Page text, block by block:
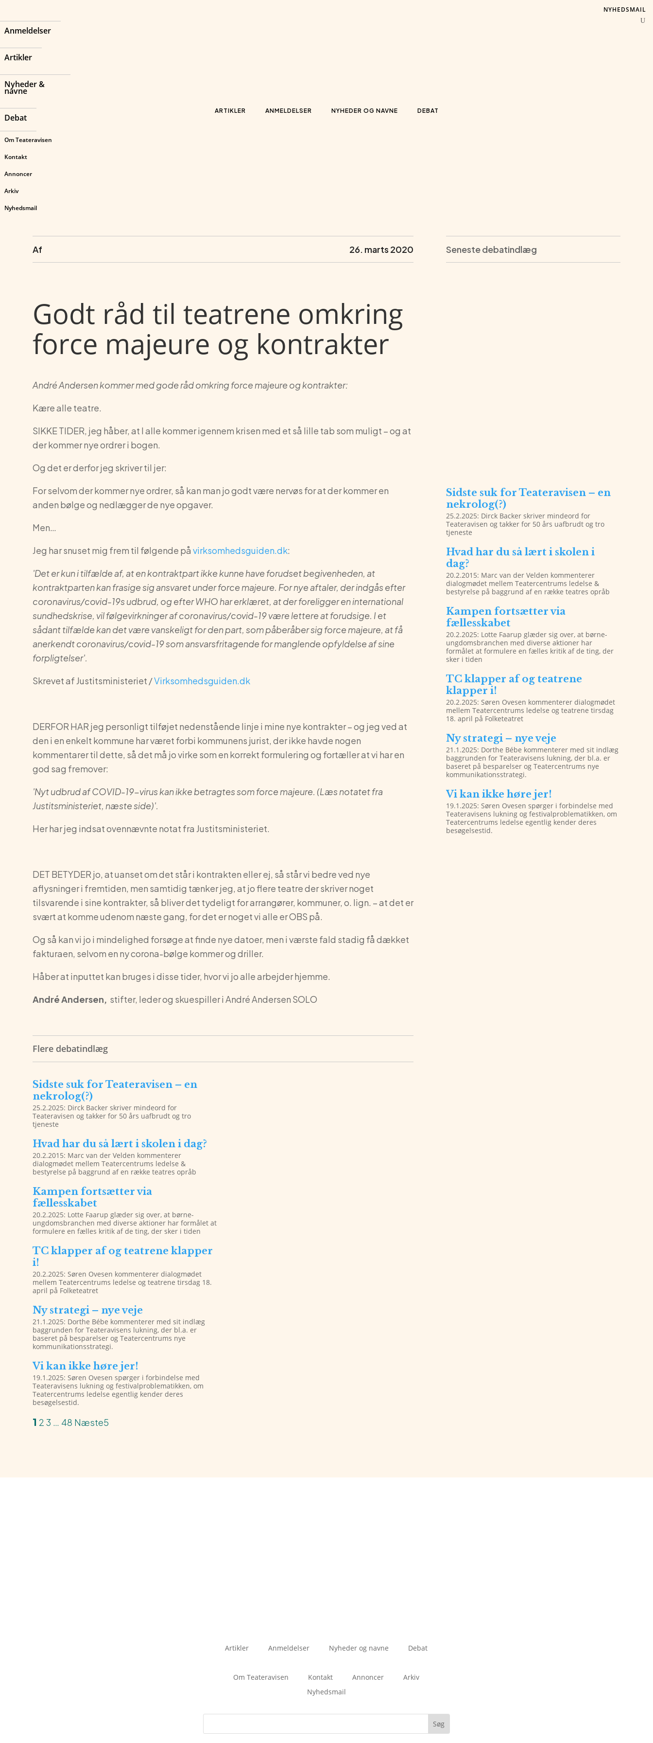
Anmeldelser
Artikler
Nyheder &
navne
Debat
Om Teateravisen
Kontakt
Annoncer
Arkiv
Nyhedsmail
ARTIKLER ANMELDELSER NYHEDER OG NAVNE DEBAT
NYHEDSMAIL
Af 26. marts 2020
Godt råd til teatrene omkring
force majeure og kontrakter
André Andersen kommer med gode råd omkring force majeure og kontrakter:
Kære alle teatre.
SIKKE TIDER, jeg håber, at I alle kommer igennem krisen med et så lille tab som muligt – og at
der kommer nye ordrer i bogen.
Og det er derfor jeg skriver til jer:
For selvom der kommer nye ordrer, så kan man jo godt være nervøs for at der kommer en
anden bølge og nedlægger de nye opgaver.
Men…
Jeg har snuset mig frem til følgende påvirksomhedsguiden.dk:
'Det er kun i tilfælde af, at en kontraktpart ikke kunne have forudset begivenheden, at
kontraktparten kan frasige sig ansvaret under force majeure. For nye aftaler, der indgås efter
coronavirus/covid-19s udbrud, og efter WHO har erklæret, at der foreligger en international
sundhedskrise, vil følgevirkninger af coronavirus/covid-19 være lettere at forudsige. I et
sådant tilfælde kan det være vanskeligt for den part, som påberåber sig force majeure, at få
anerkendt coronavirus/covid-19 som ansvarsfritagende for manglende opfyldelse af sine
forpligtelser'.
Skrevet af Justitsministeriet /Virksomhedsguiden.dk
DERFOR HAR jeg personligt tilføjet nedenstående linje i mine nye kontrakter – og jeg ved at
den i en enkelt kommune har været forbi kommunens jurist, der ikke havde nogen
kommentarer til dette, så det må jo virke som en korrekt formulering og fortæller at vi har en
god sag fremover:
'Nyt udbrud af COVID-19-virus kan ikke betragtes som force majeure. (Læs notatet fra
Justitsministeriet, næste side)'.
Her har jeg indsat ovennævnte notat fra Justitsministeriet.
DET BETYDER jo, at uanset om det står i kontrakten eller ej, så står vi bedre ved nye
aflysninger i fremtiden, men samtidig tænker jeg, at jo flere teatre der skriver noget
tilsvarende i sine kontrakter, så bliver det tydeligt for arrangører, kommuner, o. lign. – at det er
svært at komme udenom næste gang, for det er noget vi alle er OBS på.
Og så kan vi jo i mindelighed forsøge at finde nye datoer, men i værste fald stadig få dækket
fakturaen, selvom en ny corona-bølge kommer og driller.
Håber at inputtet kan bruges i disse tider, hvor vi jo alle arbejder hjemme.
André Andersen, stifter, leder og skuespiller i André Andersen SOLO
Flere debatindlæg
Sidste suk for Teateravisen – en
nekrolog(?)
25.2.2025: Dirck Backer skriver mindeord for
Teateravisen og takker for 50 års uafbrudt og tro
tjeneste
Hvad har du så lært i skolen i dag?
20.2.2015: Marc van der Velden kommenterer
dialogmødet mellem Teatercentrums ledelse &
bestyrelse på baggrund af en række teatres opråb
Kampen fortsætter via
fællesskabet
20.2.2025: Lotte Faarup glæder sig over, at børne-
ungdomsbranchen med diverse aktioner har formålet at
formulere en fælles kritik af de ting, der sker i tiden
TC klapper af og teatrene klapper
i!
20.2.2025: Søren Ovesen kommenterer dialogmødet
mellem Teatercentrums ledelse og teatrene tirsdag 18.
april på Folketeatret
Ny strategi – nye veje
21.1.2025: Dorthe Bébe kommenterer med sit indlæg
baggrunden for Teateravisens lukning, der bl.a. er
baseret på besparelser og Teatercentrums nye
kommunikationsstrategi.
Vi kan ikke høre jer!
19.1.2025: Søren Ovesen spørger i forbindelse med
Teateravisens lukning og festivalproblematikken, om
Teatercentrums ledelse egentlig kender deres
besøgelsestid.
1 2 3 48 Næste
Seneste debatindlæg
Sidste suk for Teateravisen – en
nekrolog(?)
25.2.2025: Dirck Backer skriver mindeord for
Teateravisen og takker for 50 års uafbrudt og tro
tjeneste
Hvad har du så lært i skolen i
dag?
20.2.2015: Marc van der Velden kommenterer
dialogmødet mellem Teatercentrums ledelse &
bestyrelse på baggrund af en række teatres opråb
Kampen fortsætter via
fællesskabet
20.2.2025: Lotte Faarup glæder sig over, at børne-
ungdomsbranchen med diverse aktioner har
formålet at formulere en fælles kritik af de ting, der
sker i tiden
TC klapper af og teatrene
klapper i!
20.2.2025: Søren Ovesen kommenterer dialogmødet
mellem Teatercentrums ledelse og teatrene tirsdag
18. april på Folketeatret
Ny strategi – nye veje
21.1.2025: Dorthe Bébe kommenterer med sit indlæg
baggrunden for Teateravisens lukning, der bl.a. er
baseret på besparelser og Teatercentrums nye
kommunikationsstrategi.
Vi kan ikke høre jer!
19.1.2025: Søren Ovesen spørger i forbindelse med
Teateravisens lukning og festivalproblematikken, om
Teatercentrums ledelse egentlig kender deres
besøgelsestid.
Artikler Anmeldelser Nyheder og navne Debat
Om Teateravisen Kontakt Annoncer
Arkiv
Nyhedsmail